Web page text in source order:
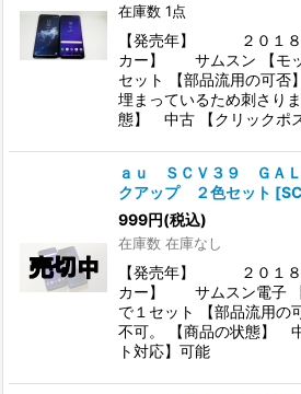
在庫数 1点
【発売年】 ２０１８
カー】 サムスン 【モ
セット 【部品流用の可
埋まっているため刺さり
態】 中古 【クリックポ
ａｕ ＳＣＶ３９ ＧＡＬ
クアップ ２色セット [
999円(税込)
在庫数 在庫なし
【発売年】 ２０１８
カー】 サムスン電子
で１セット 【部品流用
不可。 【商品の状態】
ト対応】可能